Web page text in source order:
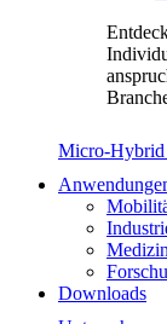
Micro-Hybrid
Downloads